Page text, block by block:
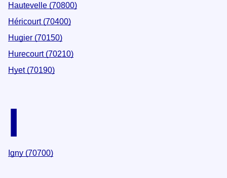
Hautevelle (70800)
Héricourt (70400)
Hugier (70150)
Hurecourt (70210)
Hyet (70190)
I
Igny (70700)